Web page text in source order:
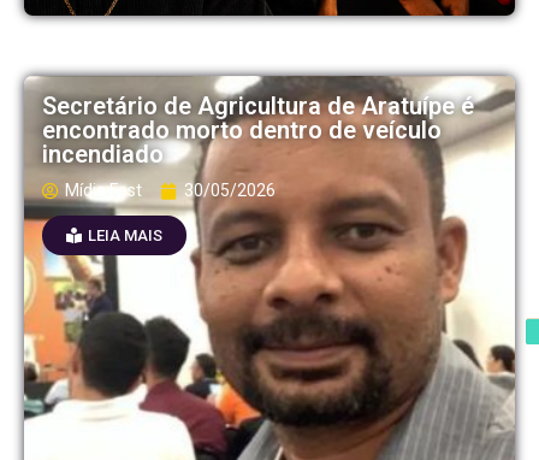
Secretário de Agricultura de Aratuípe é
encontrado morto dentro de veículo
incendiado
Mídia Fest 30/05/2026
LEIA MAIS